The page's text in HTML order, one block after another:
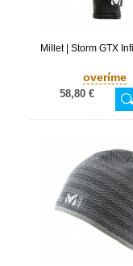
Millet | Storm GTX
overíme
58,80 €